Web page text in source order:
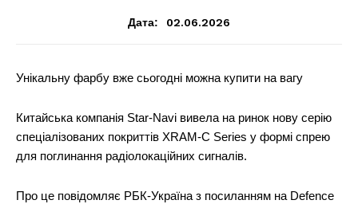
Дата: 02.06.2026
Унікальну фарбу вже сьогодні можна купити на вагу
Китайська компанія Star-Navi вивела на ринок нову серію
спеціалізованих покриттів XRAM-C Series у формі спрею
для поглинання радіолокаційних сигналів.
Про це повідомляє РБК-Україна з посиланням на Defence